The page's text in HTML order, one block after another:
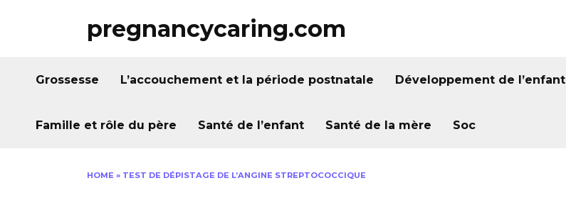
pregnancycaring.com
Grossesse L’accouchement et la période postnatale Développement de l’enfant
Famille et rôle du père Santé de l’enfant Santé de la mère Soc
HOME » TEST DE DÉPISTAGE DE L’ANGINE STREPTOCOCCIQUE